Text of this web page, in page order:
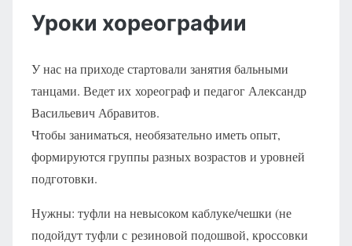
Уроки хореографии
У нас на приходе стартовали занятия бальными
танцами. Ведет их хореограф и педагог Александр
Васильевич Абравитов.
Чтобы заниматься, необязательно иметь опыт,
формируются группы разных возрастов и уровней
подготовки.
Нужны: туфли на невысоком каблуке/чешки (не
подойдут туфли с резиновой подошвой, кроссовки